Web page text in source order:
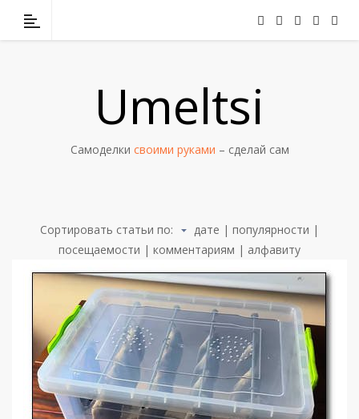
Umeltsi
Самоделки своими руками – сделай сам
Сортировать статьи по: дате | популярности |
посещаемости | комментариям | алфавиту